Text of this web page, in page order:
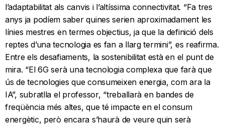
l’adaptabilitat als canvis i l’altíssima connectivitat. “Fa tres
anys ja podíem saber quines serien aproximadament les
línies mestres en termes objectius, ja que la definició dels
reptes d’una tecnologia es fan a llarg termini”, es reafirma.
Entre els desafiaments, la sostenibilitat està en el punt de
mira. “El 6G serà una tecnologia complexa que farà que
ús de tecnologies que consumeixen energia, com ara la
IA”, subratlla el professor, “treballarà en bandes de
freqüència més altes, que té impacte en el consum
energètic, però encara s’haurà de veure quin serà